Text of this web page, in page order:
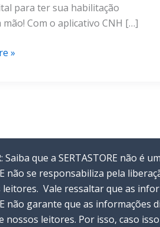
para ter sua habilitação
mão! Com o aplicativo CNH […]
»
Saiba que a SERTASTORE não
não se responsabiliza pela
Vale ressaltar que as
não garante que as informações
nossos leitores. Por isso, caso